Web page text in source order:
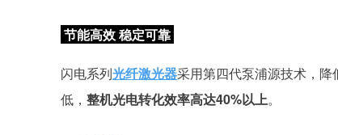
节能高效稳定可靠
闪电系列光纤激光器采用第四代泵浦源技术，
低，整机光电转化效率高达40%以上。